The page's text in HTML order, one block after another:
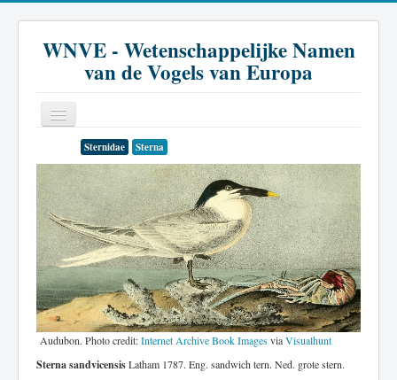
WNVE - Wetenschappelijke Namen
van de Vogels van Europa
Inleiding
Soort
Genus
Familie
Historie
Sternidae Sterna
Audubon. Photo credit:Internet Archive Book ImagesviaVisualhunt
Sterna sandvicensisLatham 1787. Eng. sandwich tern. Ned. grote stern.